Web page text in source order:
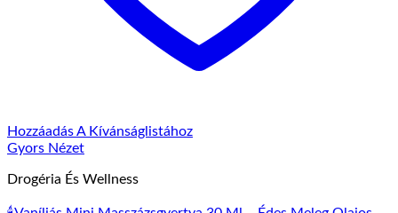
Hozzáadás A Kívánságlistához
Gyors Nézet
Drogéria És Wellness